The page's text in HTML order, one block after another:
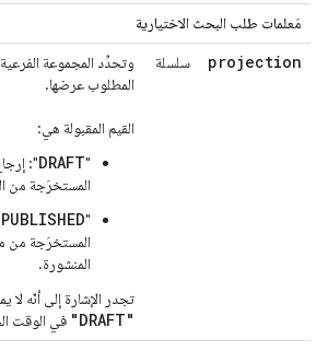
مَعلمات طلب البحث الاختيارية
projection سلسلة
وتحدِّد المجموعة
المطلوب عرضها.
القيم المقبولة هي:
"
DRAFT
":
المستخرَجة من
"
PUBLISHED
المستخرَجة من
المنشورة.
تجدر الإشارة إلى أنّه
"DRAFT" في الوقت